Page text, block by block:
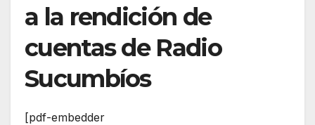
a la rendición de
cuentas de Radio
Sucumbíos
[pdf-embedder